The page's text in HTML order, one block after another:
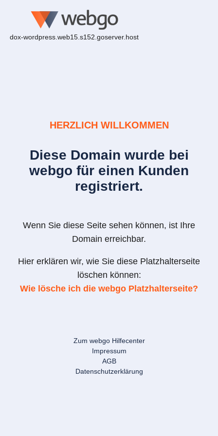
dox-wordpress.web15.s152.goserver.host
HERZLICH WILLKOMMEN
Diese Domain wurde bei
webgo für einen Kunden
registriert.
Wenn Sie diese Seite sehen können, ist Ihre
Domain erreichbar.
Hier erklären wir, wie Sie diese Platzhalterseite
löschen können:
Wie lösche ich die webgo Platzhalterseite?
Zum webgo Hilfecenter
Impressum
AGB
Datenschutzerklärung